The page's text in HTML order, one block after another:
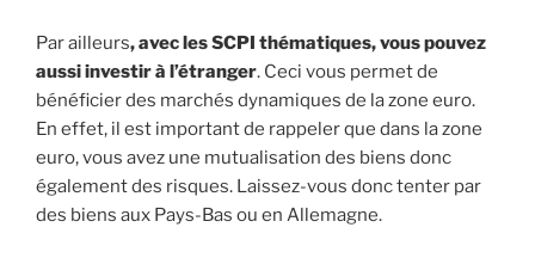
Par ailleurs, avec les SCPI thématiques, vous pouvez
aussi investir à l’étranger. Ceci vous permet de
bénéficier des marchés dynamiques de la zone euro.
En effet, il est important de rappeler que dans la zone
euro, vous avez une mutualisation des biens donc
également des risques. Laissez-vous donc tenter par
des biens aux Pays-Bas ou en Allemagne.